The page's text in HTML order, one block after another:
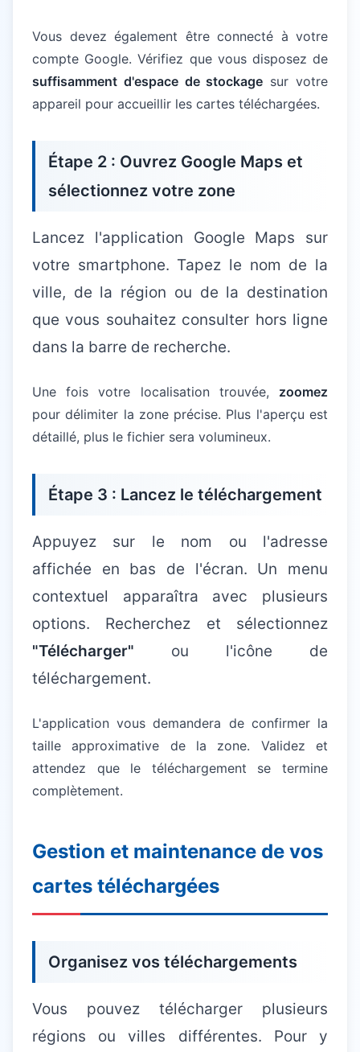
Vous devez également être connecté à votre
compte Google. Vérifiez que vous disposez de
suffisamment d'espace de stockage sur votre
appareil pour accueillir les cartes téléchargées.
Étape 2 : Ouvrez Google Maps et
sélectionnez votre zone
Lancez l'application Google Maps sur
votre smartphone. Tapez le nom de la
ville, de la région ou de la destination
que vous souhaitez consulter hors ligne
dans la barre de recherche.
Une fois votre localisation trouvée, zoomez
pour délimiter la zone précise. Plus l'aperçu est
détaillé, plus le fichier sera volumineux.
Étape 3 : Lancez le téléchargement
Appuyez sur le nom ou l'adresse
affichée en bas de l'écran. Un menu
contextuel apparaîtra avec plusieurs
options. Recherchez et sélectionnez
"Télécharger" ou l'icône de
téléchargement.
L'application vous demandera de confirmer la
taille approximative de la zone. Validez et
attendez que le téléchargement se termine
complètement.
Gestion et maintenance de vos
cartes téléchargées
Organisez vos téléchargements
Vous pouvez télécharger plusieurs
régions ou villes différentes. Pour y